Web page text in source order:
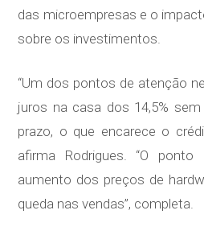
das microempresas e o
sobre os investimentos.
“Um dos pontos de atenção
juros na casa dos 14,5%
prazo, o que encarece o
afirma Rodrigues. “O
aumento dos preços de
queda nas vendas”, completa.